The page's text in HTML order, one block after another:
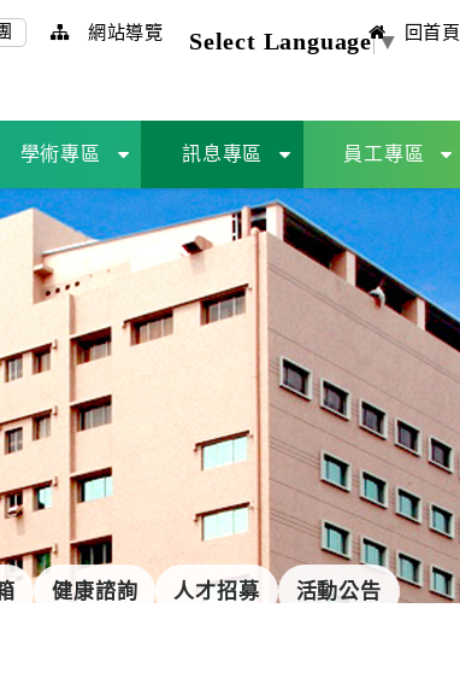
網站導覽 Select Language▼ 回首頁
學術專區 訊息專區 員工專區
健康諮詢 人才招募 活動公告